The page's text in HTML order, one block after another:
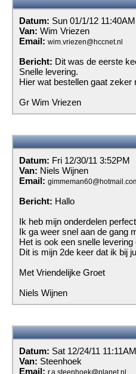
Datum: Sun 01/1/12 11:40AM
Van: Wim Vriezen
Email: wim.vriezen@hccnet.nl
Bericht: Dit was de eerste
Snelle levering.
Hier wat bestellen gaat zeker
Gr Wim Vriezen
Datum: Fri 12/30/11 3:52PM
Van: Niels Wijnen
Email:
Bericht: Hallo
Ik heb mijn onderdelen
Ik ga weer snel aan de gang
Het is ook een snelle levering
Dit is mijn 2de keer dat ik bij
Met Vriendelijke Groet
Niels Wijnen
Datum: Sat 12/24/11 11:11AM
Van: Steenhoek
Email: r.a.steenhoek@planet.nl